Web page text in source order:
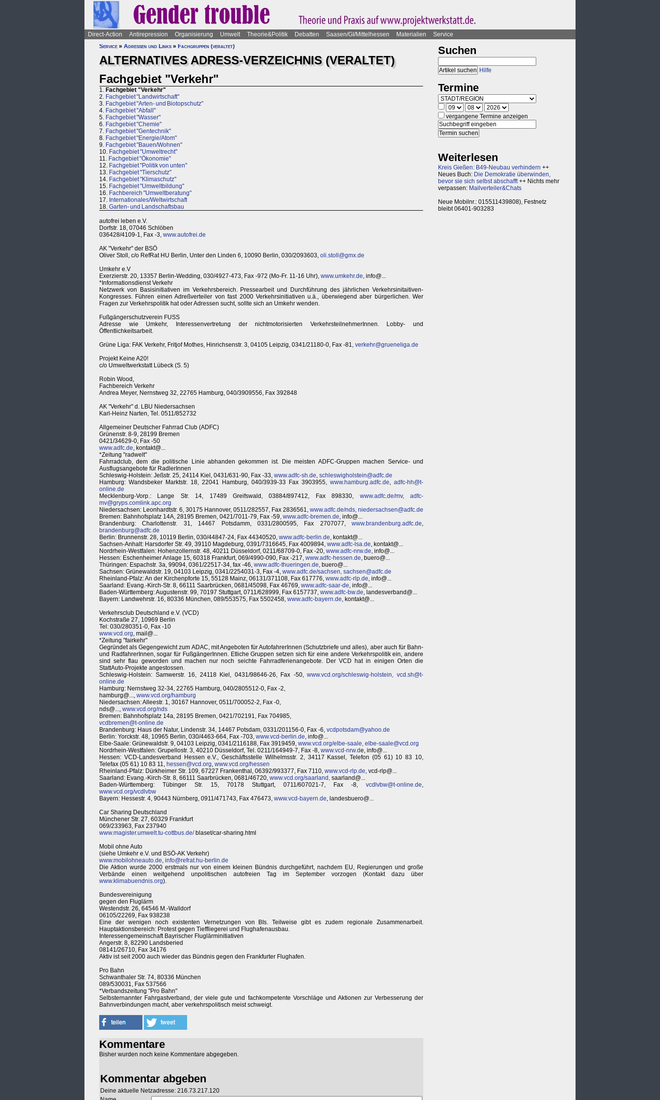
Direct-Action Antirepression Organisierung Umwelt Theorie&Politik Debatten Saasen/GI/Mittelhessen Materialien
Service
Service » Adressen und Links » Fachgruppen (veraltet)
ALTERNATIVES ADRESS-VERZEICHNIS (VERALTET)
Fachgebiet "Verkehr"
1. Fachgebiet "Verkehr"
2. Fachgebiet "Landwirtschaft"
3. Fachgebiet "Arten- und Biotopschutz"
4. Fachgebiet "Abfall"
5. Fachgebiet "Wasser"
6. Fachgebiet "Chemie"
7. Fachgebiet "Gentechnik"
8. Fachgebiet "Energie/Atom"
9. Fachgebiet "Bauen/Wohnen"
10. Fachgebiet "Umweltrecht"
11. Fachgebiet "Ökonomie"
12. Fachgebiet "Politik von unten"
13. Fachgebiet "Tierschutz"
14. Fachgebiet "Klimaschutz"
15. Fachgebiet "Umweltbildung"
16. Fachbereich "Umweltberatung"
17. Internationales/Weltwirtschaft
18. Garten- und Landschaftsbau
autofrei leben e.V.
Dorfstr. 18, 07046 Schlöben
036428/4109-1, Fax -3, www.autofrei.de
AK "Verkehr" der BSÖ
Oliver Stoll, c/o RefRat HU Berlin, Unter den Linden 6, 10090 Berlin, 030/2093603, oli.stoll@gmx.de
Umkehr e.V
Exerzierstr. 20, 13357 Berlin-Wedding, 030/4927-473, Fax -972 (Mo-Fr. 11-16 Uhr), www.umkehr.de, info@...
*Informationsdienst Verkehr
Netzwerk von Basisinitiativen im Verkehrsbereich. Pressearbeit und Durchführung des jährlichen Verkehrsinitaitiven-
Kongresses. Führen einen Adreßverteiler von fast 2000 Verkehrsinitiativen u.ä., überwiegend aber bürgerlichen. Wer
Fragen zur Verkehrspolitik hat oder Adressen sucht, sollte sich an Umkehr wenden.
Fußgängerschutzverein FUSS
Adresse wie Umkehr, Interessenvertretung der nichtmotorisierten VerkehrsteilnehmerInnen. Lobby- und
Öffentlichkeitsarbeit.
Grüne Liga: FAK Verkehr, Fritjof Mothes, Hinrichsenstr. 3, 04105 Leipzig, 0341/21180-0, Fax -81, verkehr@grueneliga.de
Projekt Keine A20!
c/o Umweltwerkstatt Lübeck (S. 5)
Robin Wood,
Fachbereich Verkehr
Andrea Meyer, Nernstweg 32, 22765 Hamburg, 040/3909556, Fax 392848
AK "Verkehr" d. LBU Niedersachsen
Karl-Heinz Narten, Tel. 0511/852732
Allgemeiner Deutscher Fahrrad Club (ADFC)
Grünenstr. 8-9, 28199 Bremen
0421/34629-0, Fax -50
www.adfc.de, kontakt@...
*Zeitung "radwelt"
Fahrradclub, dem die politische Linie abhanden gekommen ist. Die meisten ADFC-Gruppen machen Service- und
Ausflugsangebote für RadlerInnen
Schleswig-Holstein: Jeßstr. 25, 24114 Kiel, 0431/631-90, Fax -33, www.adfc-sh.de, schleswigholstein@adfc.de
Hamburg: Wandsbeker Marktstr. 18, 22041 Hamburg, 040/3939-33 Fax 3903955, www.hamburg.adfc.de, adfc-hh@t-
online.de
Mecklenburg-Vorp.: Lange Str. 14, 17489 Greifswald, 03884/897412, Fax 898330, www.adfc.de/mv,
adfc-
mv@gryps.comlink.apc.org
Niedersachsen: Leonhardtstr. 6, 30175 Hannover, 0511/282557, Fax 2836561, www.adfc.de/nds, niedersachsen@adfc.de
Bremen: Bahnhofsplatz 14A, 28195 Bremen, 0421/7011-79, Fax -59, www.adfc-bremen.de, info@...
Brandenburg: Charlottenstr. 31, 14467 Potsdamm, 0331/2800595, Fax 2707077, www.brandenburg.adfc.de,
brandenburg@adfc.de
Berlin: Brunnenstr. 28, 10119 Berlin, 030/44847-24, Fax 44340520, www.adfc-berlin.de, kontakt@...
Sachsen-Anhalt: Harsdorfer Str. 49, 39110 Magdeburg, 0391/7316645, Fax 4009894, www.adfc-lsa.de, kontakt@...
Nordrhein-Westfalen: Hohenzollernstr. 48, 40211 Düsseldorf, 0211/68709-0, Fax -20, www.adfc-nrw.de, info@...
Hessen: Eschenheimer Anlage 15, 60318 Frankfurt, 069/4990-090, Fax -217, www.adfc-hessen.de, buero@...
Thüringen: Espachstr. 3a, 99094, 0361/22517-34, fax -46, www.adfc-thueringen.de, buero@...
Sachsen: Grünewaldstr. 19, 04103 Leipzig, 0341/2254031-3, Fax -4, www.adfc.de/sachsen, sachsen@adfc.de
Rheinland-Pfalz: An der Kirchenpforte 15, 55128 Mainz, 06131/371108, Fax 617776, www.adfc-rlp.de, info@...
Saarland: Evang.-Kirch-Str. 8, 66111 Saarbrücken, 0681/45098, Fax 46769, www.adfc-saar-de, info@...
Baden-Württemberg: Augustenstr. 99, 70197 Stuttgart, 0711/628999, Fax 6157737, www.adfc-bw.de, landesverband@...
Bayern: Landwehrstr. 16, 80336 München, 089/553575, Fax 5502458, www.adfc-bayern.de, kontakt@...
Verkehrsclub Deutschland e.V. (VCD)
Kochstraße 27, 10969 Berlin
Tel: 030/280351-0, Fax -10
www.vcd.org, mail@...
*Zeitung "fairkehr"
Gegründet als Gegengewicht zum ADAC, mit Angeboten für AutofahrerInnen (Schutzbriefe und alles), aber auch für Bahn-
und RadfahrerInnen, sogar für FußgängerInnen. Etliche Gruppen setzen sich für eine andere Verkehrspolitik ein, andere
sind sehr flau geworden und machen nur noch seichte Fahrradferienangebote. Der VCD hat in einigen Orten die
StattAuto-Projekte angestossen.
Schleswig-Holstein: Samwerstr. 16, 24118 Kiel, 0431/98646-26, Fax -50,www.vcd.org/schleswig-holstein, vcd.sh@t-
online.de
Hamburg: Nernstweg 32-34, 22765 Hamburg, 040/2805512-0, Fax -2,
hamburg@..., www.vcd.org/hamburg
Niedersachsen: Alleestr. 1, 30167 Hannover, 0511/700052-2, Fax -0,
nds@..., www.vcd.org/nds
Bremen: Bahnhofsplatz 14a, 28195 Bremen, 0421/702191, Fax 704985,
vcdbremen@t-online.de
Brandenburg: Haus der Natur, Lindenstr. 34, 14467 Potsdam, 0331/201156-0, Fax -6, vcdpotsdam@yahoo.de
Berlin: Yorckstr. 48, 10965 Berlin, 030/4463-664, Fax -703, www.vcd-berlin.de, info@...
Elbe-Saale: Grünewaldstr. 9, 04103 Leipzig, 0341/2116188, Fax 3919459, www.vcd.org/elbe-saale, elbe-saale@vcd.org
Nordrhein-Westfalen: Grupellostr. 3, 40210 Düsseldorf, Tel. 0211/164949-7, Fax -8, www.vcd-nrw.de, info@...
Hessen: VCD-Landesverband Hessen e.V., Geschäftsstelle Wilhelmsstr. 2, 34117 Kassel, Telefon (05 61) 10 83 10,
Telefax (05 61) 10 83 11, hessen@vcd.org, www.vcd.org/hessen
Rheinland-Pfalz: Dürkheimer Str. 109, 67227 Frankenthal, 06392/993377, Fax 7110, www.vcd-rlp.de, vcd-rlp@...
Saarland: Evang.-Kirch-Str. 8, 66111 Saarbrücken, 0681/46720, www.vcd.org/saarland, saarland@...
Baden-Württemberg: Tübinger Str. 15, 70178 Stuttgart, 0711/607021-7, Fax -8, vcdlvbw@t-online.de,
www.vcd.org/vcdlvbw
Bayern: Hessestr. 4, 90443 Nürnberg, 0911/471743, Fax 476473, www.vcd-bayern.de, landesbuero@...
Car Sharing Deutschland
Münchener Str. 27, 60329 Frankfurt
069/233963, Fax 237940
www.magister.umwelt.tu-cottbus.de/blaset/car-sharing.html
Mobil ohne Auto
(siehe Umkehr e.V. und BSÖ-AK Verkehr)
www.mobilohneauto.de, info@refrat.hu-berlin.de
Die Aktion wurde 2000 erstmals nur von einem kleinen Bündnis durchgeführt, nachdem EU, Regierungen und große
Verbände einen weitgehend unpolitischen autofreien Tag im September vorzogen (Kontakt dazu über
www.klimabuendnis.org).
Bundesvereinigung
gegen den Fluglärm
Westendstr. 26, 64546 M.-Walldorf
06105/22269, Fax 938238
Eine der wenigen noch existenten Vernetzungen von BIs. Teilweise gibt es zudem regionale Zusammenarbeit.
Hauptaktionsbereich: Protest gegen Tieffliegerei und Flughafenausbau.
Interessengemeinschaft Bayrischer Fluglärminitiativen
Angerstr. 8, 82290 Landsberied
08141/26710, Fax 34176
Aktiv ist seit 2000 auch wieder das Bündnis gegen den Frankfurter Flughafen.
Pro Bahn
Schwanthaler Str. 74, 80336 München
089/530031, Fax 537566
*Verbandszeitung "Pro Bahn"
Selbsternannter Fahrgastverband, der viele gute und fachkompetente Vorschläge und Aktionen zur Verbesserung der
Bahnverbindungen macht, aber verkehrspolitisch meist schweigt.
Kommentare
Bisher wurden noch keine Kommentare abgegeben.
Kommentar abgeben
Deine aktuelle Netzadresse: 216.73.217.120
Suchen
Hilfe
Termine
vergangene Termine anzeigen
Weiterlesen
Kreis Gießen: B49-Neubau verhindern ++
Neues Buch: Die Demokratie überwinden,
bevor sie sich selbst abschafft++ Nichts mehr
verpassen: Mailverteiler&Chats
Neue Mobilnr.: 015511439808), Festnetz
bleibt 06401-903283